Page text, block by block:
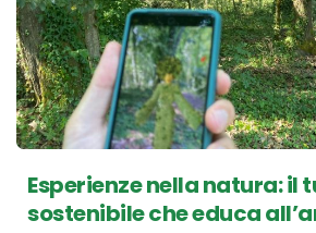
Esperienze nella natura: il
sostenibile che educa